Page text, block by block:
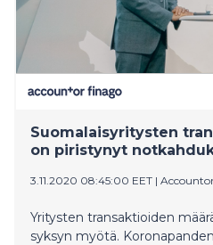
Suomalaisyritysten
on piristynyt
3.11.2020 08:45:00 EET |
Yritysten transaktioiden
syksyn myötä.